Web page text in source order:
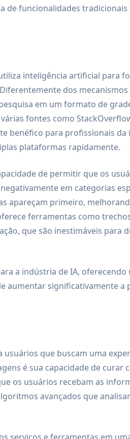
de funcionalidades tradicionais
inteligência artificial para
dos mecanismos
em um formato de
fontes como
benéfico para profissionais da
plataformas rapidamente.
de permitir que os
em categorias
apareçam primeiro,
ferramentas como
que são inestimáveis para
a indústria de IA, oferecendo
aumentar significativamente a
que buscam uma
é sua capacidade de curar
os usuários recebam as
avançados que
serviços e ferramentas em